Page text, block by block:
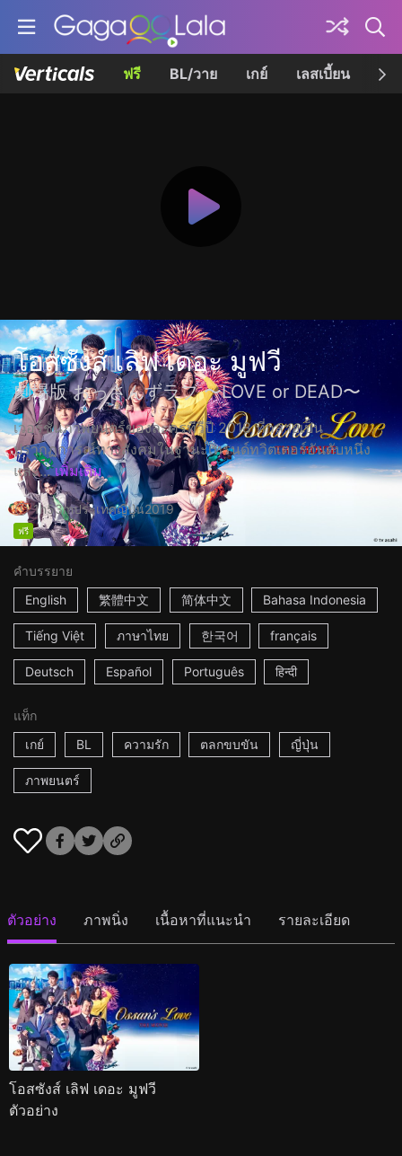
ฟรี BL/วาย เกย์ เลสเบี้ยน เค
โอสซังส์ เลิฟ เดอะ มูฟวี
劇場版 おっさんずラブ 〜LOVE or DEAD〜
เวอร์ชั่นภาพยนตร์ของละครทีวีปี 2018 ที่กลายเป็น
ปรากฏการณ์ทางสังคมในฐานะเทรนด์ทวิตเตอร์อันดับหนึ่ง
และ... เพิ่มเติม
1h53mประเทศญี่ปุ่น2019
ฟรี
คำบรรยาย
English
繁體中文 简体中文 Bahasa Indonesia
Tiếng Việt ภาษาไทย 한국어 français
Deutsch Español Português हिन्दी
แท็ก
เกย์
BL ความรัก ตลกขบขัน ญี่ปุ่น
ภาพยนตร์
ตัวอย่าง ภาพนิ่ง เนื้อหาที่แนะนำ รายละเอียด
โอสซังส์ เลิฟ เดอะ มูฟวี
ตัวอย่าง